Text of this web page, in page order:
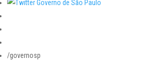
/governosp